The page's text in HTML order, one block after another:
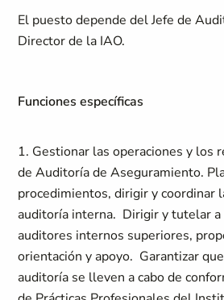
El puesto depende del Jefe de
Director de la IAO.
Funciones específicas
1. Gestionar las operaciones y los
de Auditoría de Aseguramiento.
procedimientos, dirigir y coordinar
auditoría interna. Dirigir y tutelar a
auditores internos superiores,
orientación y apoyo. Garantizar
auditoría se lleven a cabo de